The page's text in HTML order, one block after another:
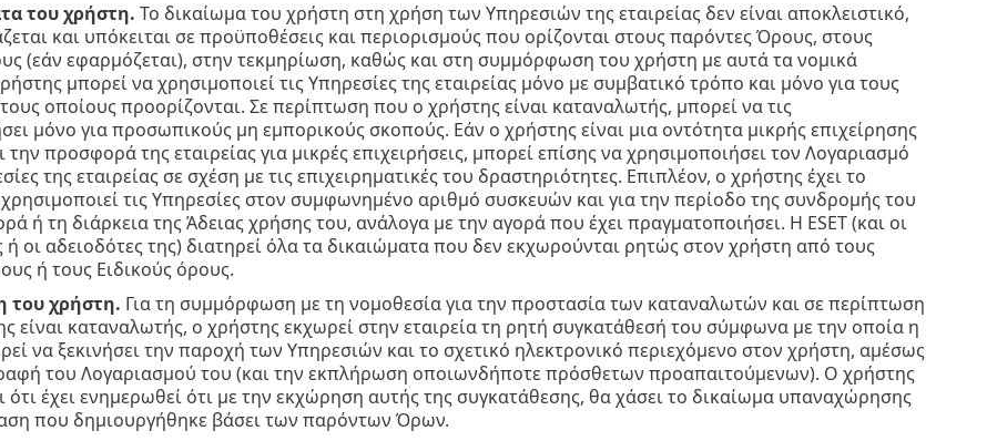
του χρήστη. Το δικαίωμα του χρήστη στη χρήση των Υπηρεσιών της εταιρείας δεν είναι αποκλειστικό,
και υπόκειται σε προϋποθέσεις και περιορισμούς που ορίζονται στους παρόντες Όρους, στους
(εάν εφαρμόζεται), στην τεκμηρίωση, καθώς και στη συμμόρφωση του χρήστη με αυτά τα νομικά
μπορεί να χρησιμοποιεί τις Υπηρεσίες της εταιρείας μόνο με συμβατικό τρόπο και μόνο για τους
οποίους προορίζονται. Σε περίπτωση που ο χρήστης είναι καταναλωτής, μπορεί να τις
μόνο για προσωπικούς μη εμπορικούς σκοπούς. Εάν ο χρήστης είναι μια οντότητα μικρής επιχείρησης
την προσφορά της εταιρείας για μικρές επιχειρήσεις, μπορεί επίσης να χρησιμοποιήσει τον Λογαριασμό
της εταιρείας σε σχέση με τις επιχειρηματικές του δραστηριότητες. Επιπλέον, ο χρήστης έχει το
τις Υπηρεσίες στον συμφωνημένο αριθμό συσκευών και για την περίοδο της συνδρομής του
ή τη διάρκεια της Άδειας χρήσης του, ανάλογα με την αγορά που έχει πραγματοποιήσει. Η ESET (και οι
οι αδειοδότες της) διατηρεί όλα τα δικαιώματα που δεν εκχωρούνται ρητώς στον χρήστη από τους
ή τους Ειδικούς όρους.
του χρήστη. Για τη συμμόρφωση με τη νομοθεσία για την προστασία των καταναλωτών και σε περίπτωση
είναι καταναλωτής, ο χρήστης εκχωρεί στην εταιρεία τη ρητή συγκατάθεσή του σύμφωνα με την οποία η
να ξεκινήσει την παροχή των Υπηρεσιών και το σχετικό ηλεκτρονικό περιεχόμενο στον χρήστη, αμέσως
του Λογαριασμού του (και την εκπλήρωση οποιωνδήποτε πρόσθετων προαπαιτούμενων). Ο χρήστης
ότι έχει ενημερωθεί ότι με την εκχώρηση αυτής της συγκατάθεσης, θα χάσει το δικαίωμα υπαναχώρησης
που δημιουργήθηκε βάσει των παρόντων Όρων.